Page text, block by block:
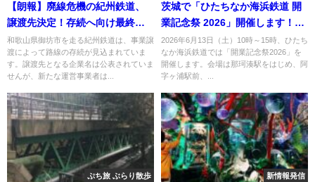
【朗報】廃線危機の紀州鉄道、
譲渡先決定！存続へ向け最終協
議へ
和歌山県御坊市を走る紀州鉄道は、事業譲
渡によって路線の存続が見込まれていま
す。譲渡先となる企業名は公表されていま
せんが、新たな運営事業者は...
茨城で「ひたちなか海浜鉄道 開
業記念祭 2026」開催します！6
月13日
2026年6月13日（土）10時～15時、ひたち
なか海浜鉄道では「開業記念祭2026」を
開催します。会場は那珂湊駅をはじめ、阿
字ヶ浦駅前、...
ぷち旅 ぶらり散歩 新情報発信